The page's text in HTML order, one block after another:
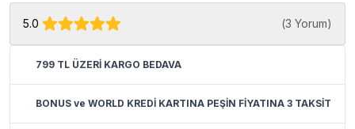
5.0 (3 Yorum)
799 TL ÜZERİ KARGO BEDAVA
BONUS ve WORLD KREDİ KARTINA PEŞİN FİYATINA 3 TAKSİT